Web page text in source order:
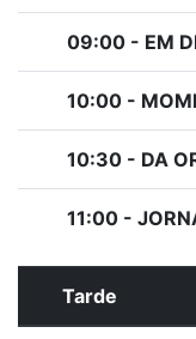
09:00 - EM
10:00 -
10:30 - DA
11:00 -
Tarde